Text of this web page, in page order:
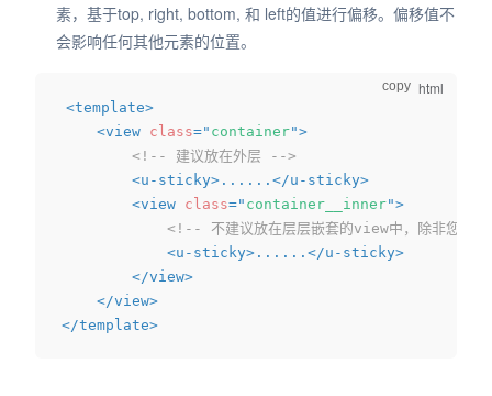
素，基于top, right, bottom, 和 left的值进行偏移。偏移值不
会影响任何其他元素的位置。
<template>
<view class=" container">
<!-- 建议放在外层 -->
<u-sticky> ...... </u-sticky>
<view class=" container__inner">
<!-- 不建议放在层层嵌套的view中，除非您清
<u-sticky> ...... </u-sticky>
</view>
</view>
</template>
copy